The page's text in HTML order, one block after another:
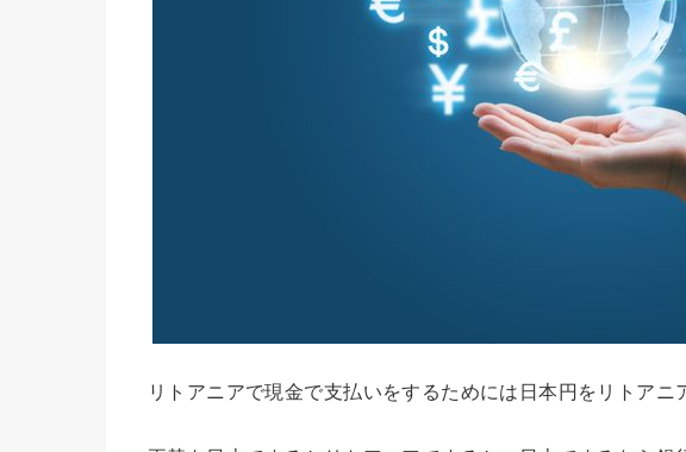
リトアニアで現金で支払いをするためには日本円をリトアニ